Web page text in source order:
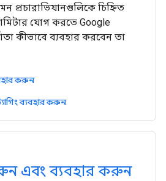
প্রচারাভিযানগুলিকে চিহ্নিত
যোগ করতে Google
কীভাবে ব্যবহার করবেন তা
করুন
ব্যবহার করুন
এবং ব্যবহার করুন